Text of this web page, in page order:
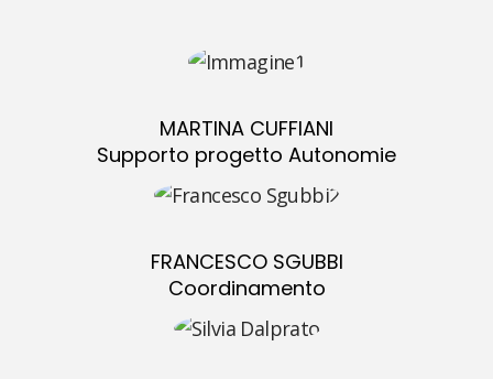
MARTINA CUFFIANI
Supporto progetto Autonomie
FRANCESCO SGUBBI
Coordinamento